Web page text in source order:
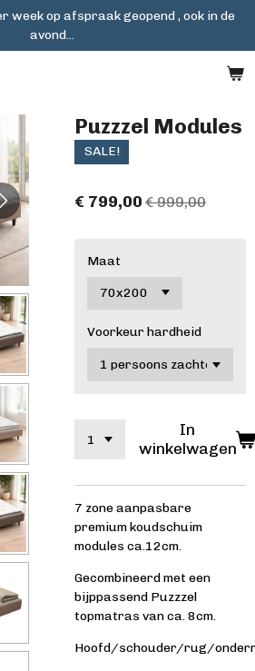
week op afspraak geopend , ook in de
avond...
Puzzzel Modules
SALE!
€ 799,00 € 999,00
Maat
Voorkeur hardheid
In
winkelwagen
7 zone aanpasbare
premium koudschuim
modules ca.12cm.
Gecombineerd met een
bijppassend Puzzzel
topmatras van ca. 8cm.
Hoofd/schouder/rug/